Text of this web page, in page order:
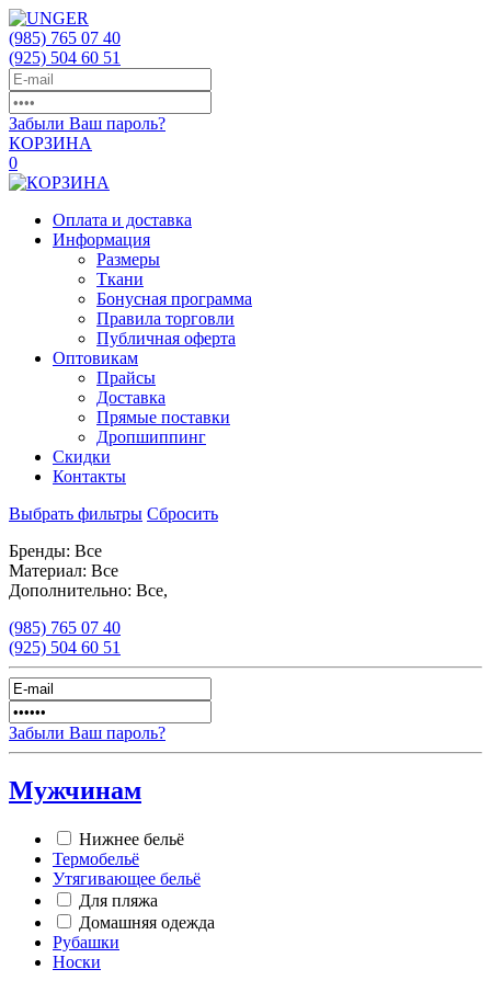
(985) 765 07 40
(925) 504 60 51
Забыли Ваш пароль?
КОРЗИНА
0
Оплата и доставка
Информация
Размеры
Ткани
Бонусная программа
Правила торговли
Публичная оферта
Оптовикам
Прайсы
Доставка
Прямые поставки
Дропшиппинг
Скидки
Контакты
Выбрать фильтры Сбросить
Бренды: Все
Материал: Все
Дополнительно: Все,
(985) 765 07 40
(925) 504 60 51
Забыли Ваш пароль?
Мужчинам
Нижнее бельё
Термобельё
Утягивающее бельё
Для пляжа
Домашняя одежда
Рубашки
Носки